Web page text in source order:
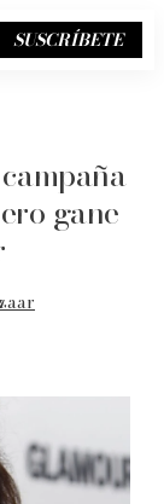
SUSCRÍBETE
gane